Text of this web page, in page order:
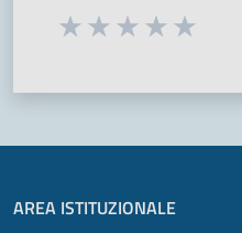
Seleziona una
AREA ISTITUZIONALE